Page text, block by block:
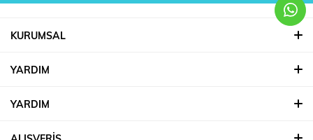
KURUMSAL
YARDIM
YARDIM